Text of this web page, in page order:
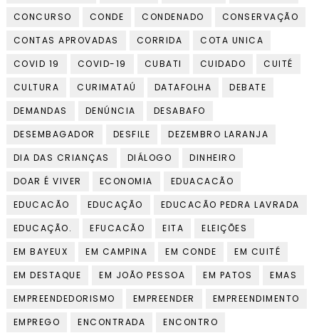
CONCURSO
CONDE CONDENADO
CONSERVAÇÃO
CONTAS APROVADAS
CORRIDA
COTA UNICA
COVID 19
COVID-19 CUBATI CUIDADO
CUITÉ
CULTURA
CURIMATAÚ DATAFOLHA
DEBATE
DEMANDAS
DENÚNCIA
DESABAFO
DESEMBAGADOR
DESFILE
DEZEMBRO LARANJA
DIA DAS CRIANÇAS
DIÁLOGO
DINHEIRO
DOAR É VIVER
ECONOMIA
EDUACACÃO
EDUCACÃO
EDUCAÇÃO
EDUCACÃO PEDRA LAVRADA
EDUCAÇÃO.
EFUCACÃO EITA
ELEIÇÕES
EM BAYEUX
EM CAMPINA EM CONDE
EM CUITÉ
EM DESTAQUE
EM JOÃO PESSOA EM PATOS
EMAS
EMPREENDEDORISMO
EMPREENDER
EMPREENDIMENTO
EMPREGO
ENCONTRADA
ENCONTRO